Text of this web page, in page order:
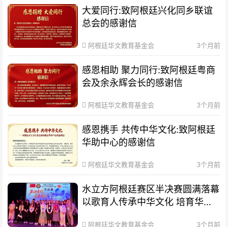
大爱同行:致阿根廷兴化同乡联谊
总会的感谢信
阿根廷华文教育基金会 3个月前
感恩相助 聚力同行:致阿根廷粤商
会及余永辉会长的感谢信
阿根廷华文教育基金会 3个月前
感恩携手 共传中华文化:致阿根廷
华助中心的感谢信
阿根廷华文教育基金会 3个月前
水立方阿根廷赛区半决赛圆满落幕
以歌育人传承中华文化 培育华裔
阿根廷华文教育基金会 3个月前